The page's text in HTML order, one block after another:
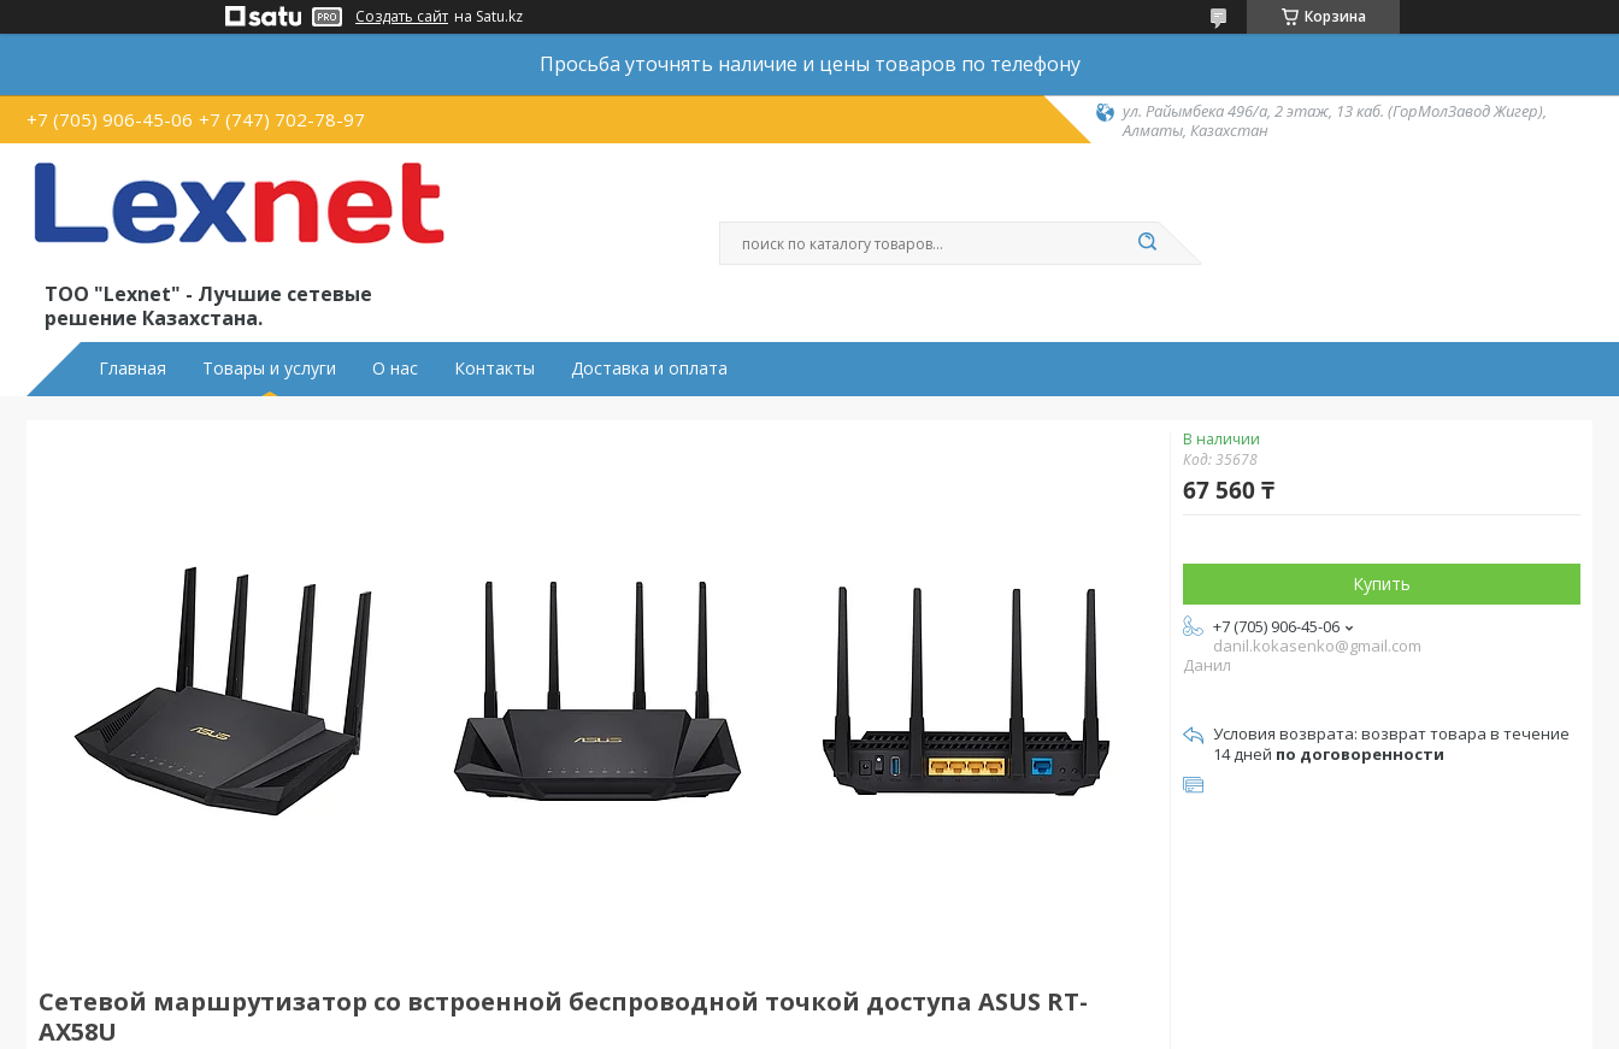
Создать сайт на Satu.kz Корзина
Просьба уточнять наличие и цены товаров по телефону
+7 (705) 906-45-06 +7 (747) 702-78-97
ул. Райымбека 496/а, 2 этаж, 13 каб. (ГорМолЗавод Жигер),
Алматы, Казахстан
ТОО "Lexnet" - Лучшие сетевые
решение Казахстана.
Главная Товары и услуги О нас Контакты Доставка и оплата
Сетевой маршрутизатор со встроенной беспроводной точкой доступа ASUS RT-
AX58U
В наличии
Код:35678
67 560 ₸
Купить
+7 (705) 906-45-06
danil.kokasenko@gmail.com
Данил
возврат товара в течение
14 дней по договоренности